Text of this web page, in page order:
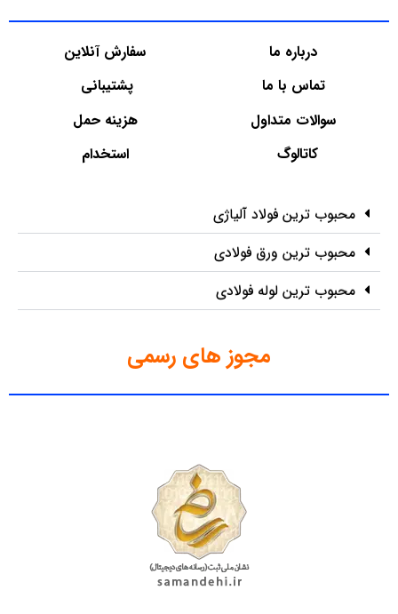
درباره ما
تماس با ما
سوالات متداول
کاتالوگ
سفارش آنلاین
پشتیبانی
هزینه حمل
استخدام
محبوب ترین فولاد آلیاژی
محبوب ترین ورق فولادی
محبوب ترین لوله فولادی
مجوز های رسمی